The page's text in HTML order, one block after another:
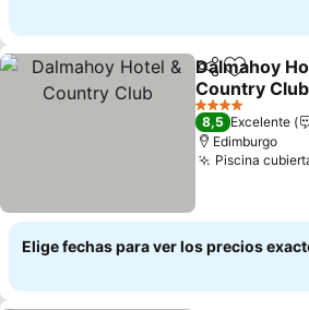
Compartir
Agregar
Dalmahoy
Country Club
4 Estrellas
8,5 Excelente
Edimburgo
Piscina
Elige fechas para ver los precios